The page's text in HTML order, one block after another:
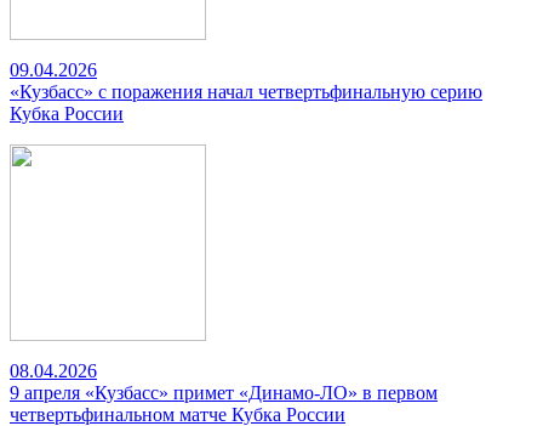
09.04.2026
«Кузбасс» с поражения начал четвертьфинальную серию
Кубка России
08.04.2026
9 апреля «Кузбасс» примет «Динамо-ЛО» в первом
четвертьфинальном матче Кубка России